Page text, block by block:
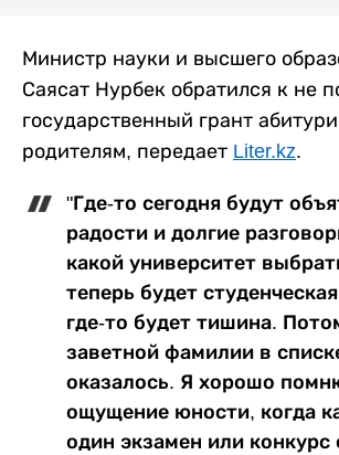
Министр науки и высшего
Саясат Нурбек обратился к не
государственный грант
родителям, передает Liter.kz.
"Где-то сегодня будут
радости и долгие
какой университет
теперь будет
где-то будет тишина.
заветной фамилии в
оказалось. Я хорошо
ощущение юности, когда
один экзамен или конкурс